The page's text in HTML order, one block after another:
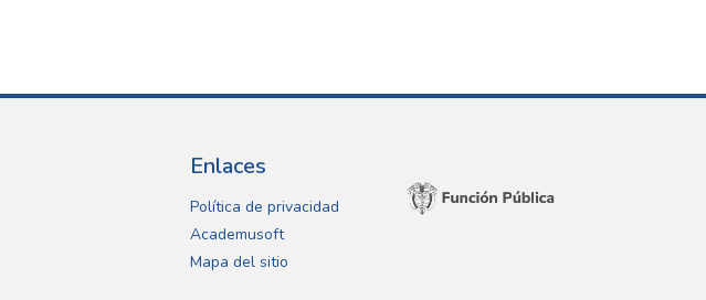
Enlaces
Política de privacidad
Academusoft
Mapa del sitio